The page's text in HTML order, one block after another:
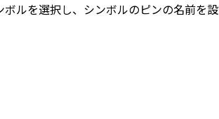
ルを選択し、シンボルのピンの名前を設